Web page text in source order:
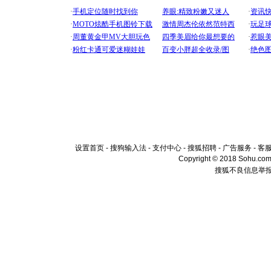
设置首页 - 搜狗输入法 - 支付中心 - 搜狐招聘 - 广告服务 - 客
Copyright © 2018
搜狐不良信息举